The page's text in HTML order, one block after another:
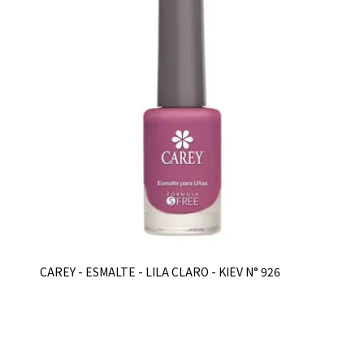
CAREY - ESMALTE - LILA CLARO - KIEV N° 926